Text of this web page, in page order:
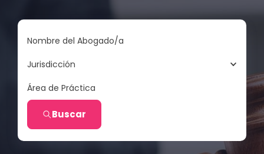
Nombre del Abogado/a
Jurisdicción
Área de Práctica
Buscar